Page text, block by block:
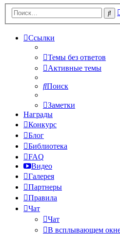
Ссылки
Темы без ответов
Активные темы
Поиск
Заметки
Награды
Конкурс
Блог
Библиотека
FAQ
Видео
Галерея
Партнеры
Правила
Чат
Чат
В всплывающем